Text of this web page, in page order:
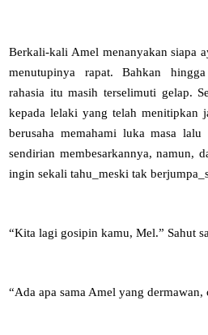
Berkali-kali Amel menanyakan siapa
menutupinya rapat. Bahkan
rahasia itu masih terselimuti gelap.
kepada lelaki yang telah menitipkan
berusaha memahami luka masa
sendirian membesarkannya, namun,
ingin sekali tahu_meski tak
“Kita lagi gosipin kamu, Mel.” Sahut
“Ada apa sama Amel yang